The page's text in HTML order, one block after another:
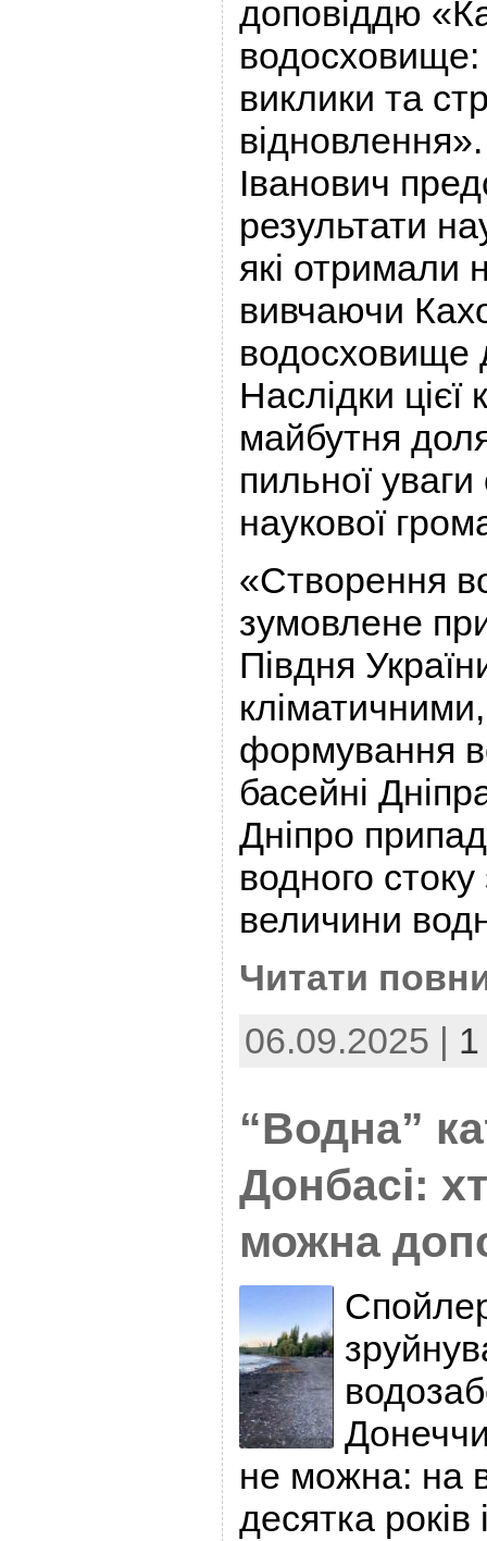
доповіддю
водосховище:
виклики та
Іванович
результати
які отримали
вивчаючи
водосховище
Наслідки
майбутня
пильної уваги
наукової
«Створення
зумовлене
Півдня
формування
басейні
Дніпро
водного стоку
величини
Читати
06.09.2025 |
“Водна”
Донбасі:
можна
не можна: на
десятка